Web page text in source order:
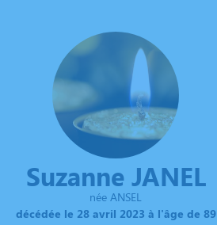
Suzanne JANEL
née ANSEL
décédée le 28 avril 2023 à l'âge de 89